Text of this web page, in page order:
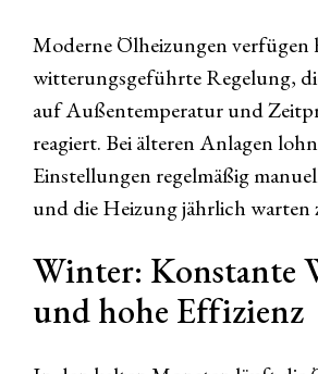
Moderne Ölheizungen verfügen
witterungsgeführte Regelung,
auf Außentemperatur und
reagiert. Bei älteren Anlagen
Einstellungen regelmäßig
und die Heizung jährlich warten
Winter: Konstante
und hohe Effizienz